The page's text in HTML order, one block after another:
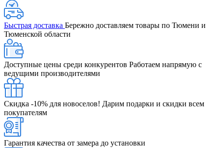
Быстрая доставка Бережно доставляем товары по Тюмени и
Тюменской области
Доступные цены среди конкурентов Работаем напрямую с
ведущими производителями
Скидка -10% для новоселов! Дарим подарки и скидки всем
покупателям
Гарантия качества от замера до установки